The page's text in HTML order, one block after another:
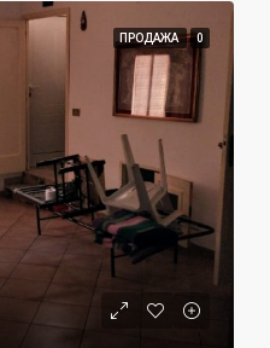
ПРОДАЖА 0